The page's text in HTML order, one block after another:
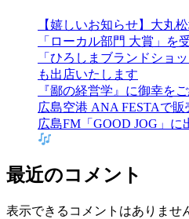
【嬉しいお知らせ】大丸
「ローカル部門 大賞」を
「ひろしまブランドショ
も出店いたします
『鄙の経営学』に御幸を
広島空港 ANA FESTAで
広島FM「GOOD JOG」
最近のコメント
表示できるコメントはありませ